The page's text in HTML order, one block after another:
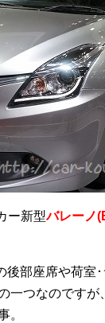
ー新型バレーノ
部座席や荷室
一つなのです
。